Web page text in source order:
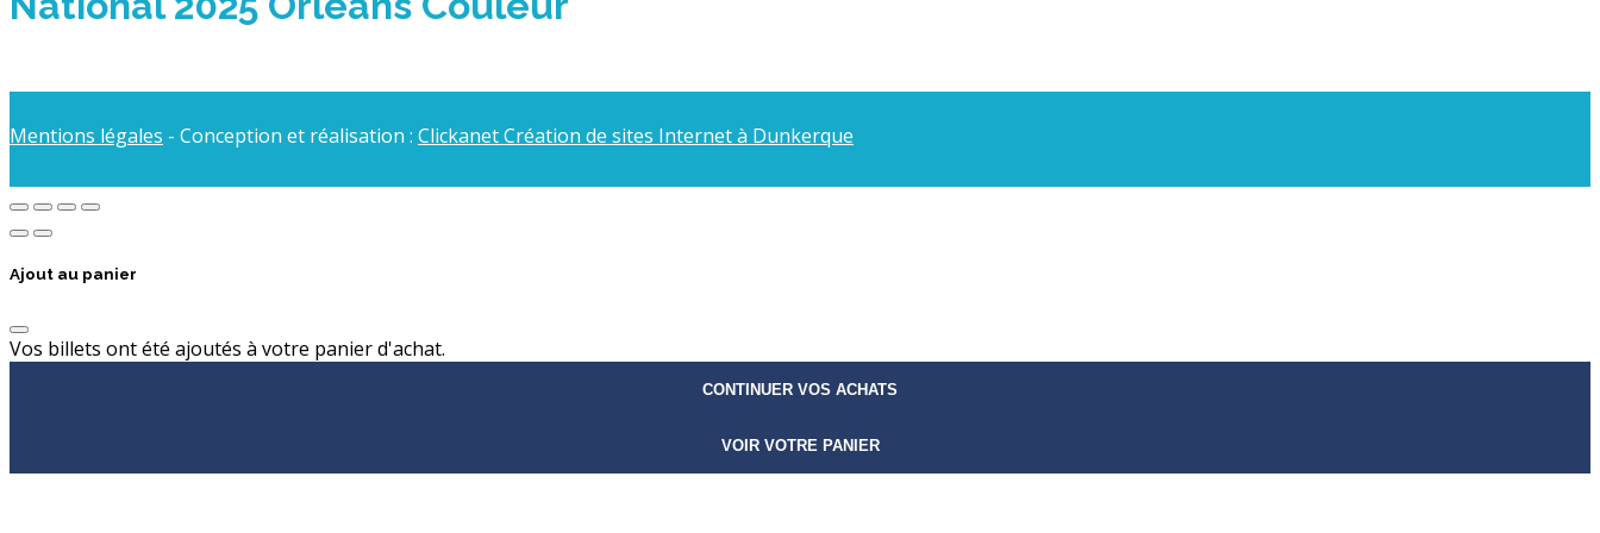
Mentions légales - Conception et réalisation : Clickanet Création de sites Internet à Dunkerque
Ajout au panier
Vos billets ont été ajoutés à votre panier d'achat.
CONTINUER VOS ACHATS
VOIR VOTRE PANIER